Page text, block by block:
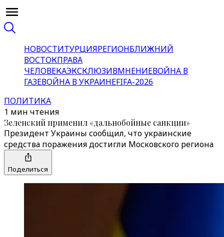
НОВОСТИТУРЦИЯРЕГИОНБЛИЖНИЙ
ВОСТОКПРАВА
ЧЕЛОВЕКАЭКСКЛЮЗИВМНЕНИЕВОЙНА В
ГАЗЕВОЙНА В УКРАИНЕFIFA-2026
ПОЛИТИКА
1 мин чтения
Зеленский применил «дальнобойные санкции»
Президент Украины сообщил, что украинские
средства поражения достигли Московского региона
Поделиться